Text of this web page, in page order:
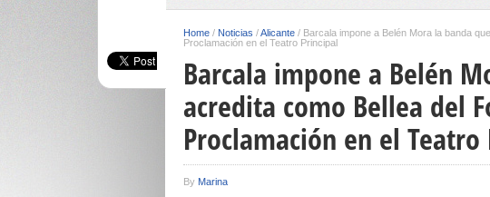
Home / Noticias /Alicante / Barcala impone a Belén Mora la banda
Proclamación en el Teatro Principal
Barcala impone a Belén
acredita como Bellea del
Proclamación en el Teatro
By Marina